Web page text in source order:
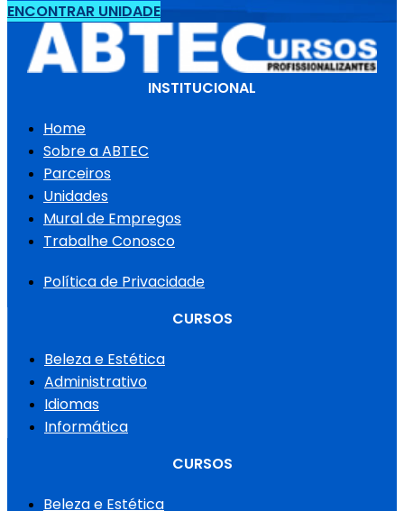
ENCONTRAR UNIDADE
INSTITUCIONAL
Home
Sobre a ABTEC
Parceiros
Unidades
Mural de Empregos
Trabalhe Conosco
Política de Privacidade
CURSOS
Beleza e Estética
Administrativo
Idiomas
Informática
CURSOS
Beleza e Estética